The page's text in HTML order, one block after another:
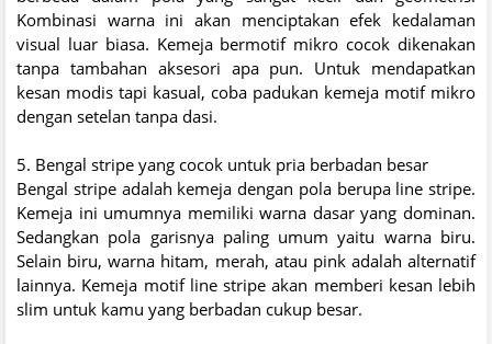
Kombinasi warna ini akan menciptakan efek kedalaman
visual luar biasa. Kemeja bermotif mikro cocok dikenakan
tanpa tambahan aksesori apa pun. Untuk mendapatkan
kesan modis tapi kasual, coba padukan kemeja motif mikro
dengan setelan tanpa dasi.
5. Bengal stripe yang cocok untuk pria berbadan besar
Bengal stripe adalah kemeja dengan pola berupa line stripe.
Kemeja ini umumnya memiliki warna dasar yang dominan.
Sedangkan pola garisnya paling umum yaitu warna biru.
Selain biru, warna hitam, merah, atau pink adalah alternatif
lainnya. Kemeja motif line stripe akan memberi kesan lebih
slim untuk kamu yang berbadan cukup besar.